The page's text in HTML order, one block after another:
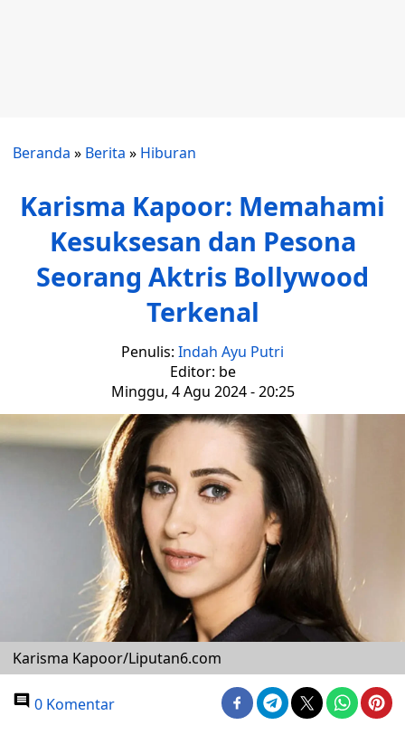
Beranda » Berita » Hiburan
Karisma Kapoor: Memahami
Kesuksesan dan Pesona
Seorang Aktris Bollywood
Terkenal
Penulis: Indah Ayu Putri
Editor: be
Minggu, 4 Agu 2024 - 20:25
Karisma Kapoor/Liputan6.com
0 Komentar